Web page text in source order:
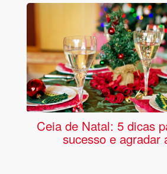
Ceia de Natal: 5 dicas
sucesso e agradar